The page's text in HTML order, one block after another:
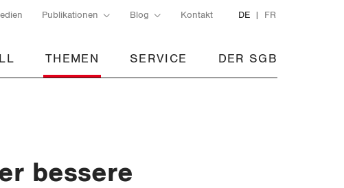
Publikationen Blog Kontakt DE FR
THEMEN SERVICE DER SGB
bessere